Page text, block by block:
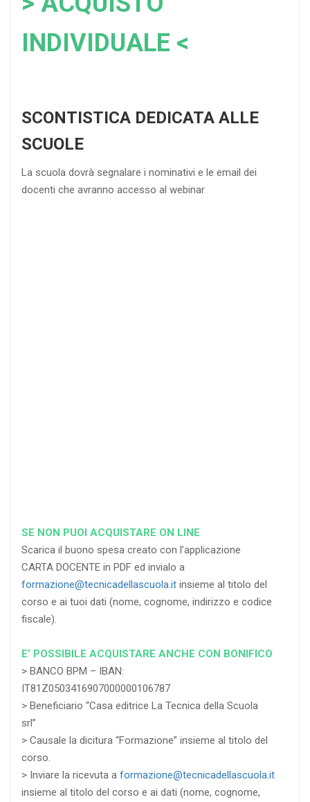
INDIVIDUALE <
SCONTISTICA DEDICATA ALLE
SCUOLE
La scuola dovrà segnalare i nominativi e le email dei
docenti che avranno accesso al webinar
SE NON PUOI ACQUISTARE ON LINE
Scarica il buono spesa creato con l’applicazione
CARTA DOCENTE in PDF ed invialo a
formazione@tecnicadellascuola.it insieme al titolo del
corso e ai tuoi dati (nome, cognome, indirizzo e codice
fiscale).
E’ POSSIBILE ACQUISTARE ANCHE CON BONIFICO
> BANCO BPM – IBAN:
IT81Z0503416907000000106787
> Beneficiario “Casa editrice La Tecnica della Scuola
srl”
> Causale la dicitura “Formazione” insieme al titolo del
corso.
> Inviare la ricevuta a formazione@tecnicadellascuola.it
insieme al titolo del corso e ai dati (nome, cognome,